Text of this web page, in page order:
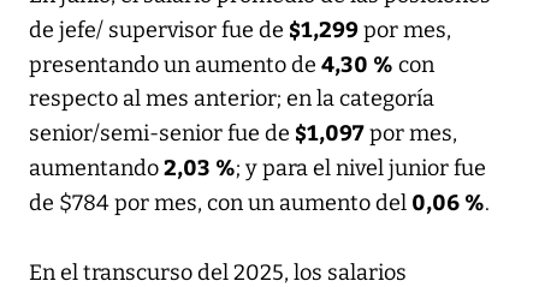
de jefe/ supervisor fue de $1,299por mes,
presentando un aumento de 4,30 % con
respecto al mes anterior; en la categoría
senior/semi-senior fue de $1,097por mes,
aumentando2,03 %; y para el nivel junior fue
de $784 por mes, con un aumento del 0,06 %.
En el transcurso del 2025, los salarios